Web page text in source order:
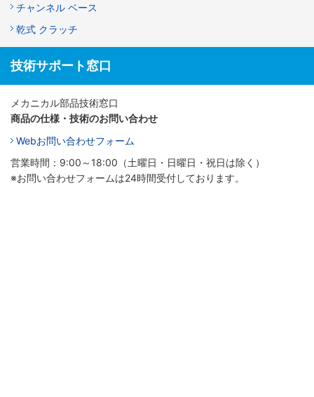
チャンネル ベース
乾式 クラッチ
技術サポート窓口
メカニカル部品技術窓口
商品の仕様・技術のお問い合わせ
Webお問い合わせフォーム
営業時間：9:00～18:00（土曜日・日曜日・祝日は除く）
※お問い合わせフォームは24時間受付しております。